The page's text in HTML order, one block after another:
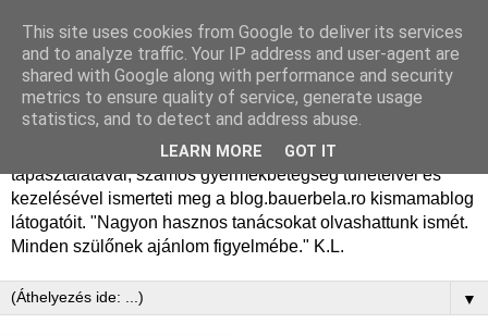
Dr. Bauer Béla Ph.D.
gyermekgyógyász
Dr. Bauer Béla Ph.D. gyermekgyógyász főorvos, 50 éves
tapasztalatával, számos gyermekbetegség tüneteivel és
kezelésével ismerteti meg a blog.bauerbela.ro kismamablog
látogatóit. "Nagyon hasznos tanácsokat olvashattunk ismét.
Minden szülőnek ajánlom figyelmébe." K.L.
▼
This site uses cookies from Google to deliver its services
and to analyze traffic. Your IP address and user-agent are
shared with Google along with performance and security
metrics to ensure quality of service, generate usage
statistics, and to detect and address abuse.
LEARN MORE GOT IT